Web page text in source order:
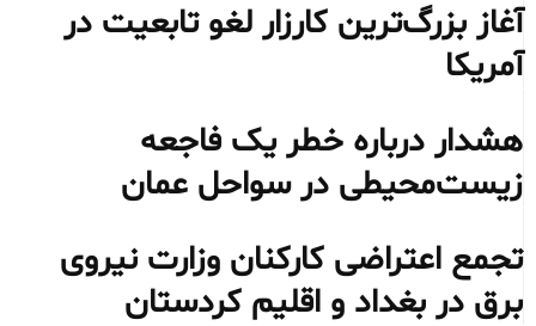
آغاز بزرگ‌ترین کارزار لغو تابعیت در
آمریکا
هشدار درباره خطر یک فاجعه
زیست‌محیطی در سواحل عمان
تجمع اعتراضی کارکنان وزارت نیروی
برق در بغداد و اقلیم کردستان